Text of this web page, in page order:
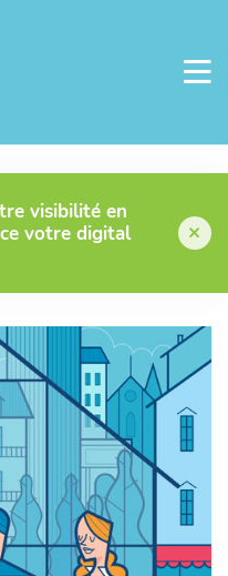
visibilité en
votre digital